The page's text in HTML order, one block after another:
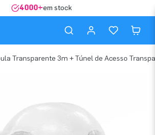
4000+em stock
Transparente 3m + Túnel de Acesso